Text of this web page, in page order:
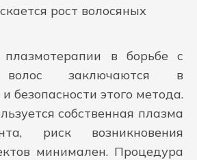
рост волосяных
в борьбе с
волос заключаются в
безопасности этого метода.
собственная плазма
риск возникновения
минимален. Процедура